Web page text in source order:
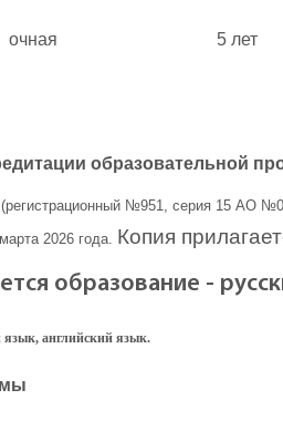
очная 5 лет
образовательной
(регистрационный №951, серия 15 АО
2026 года. Копия
образование -
язык, английский язык.